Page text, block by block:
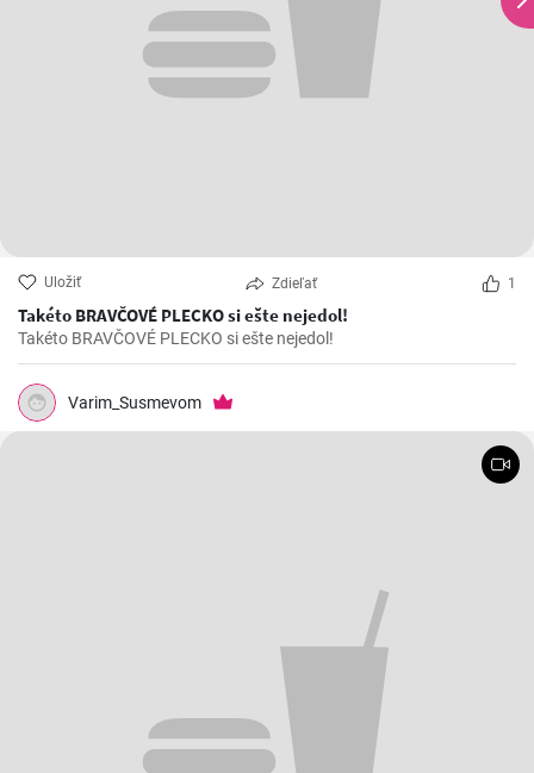
Uložiť Zdieľať 1
Takéto BRAVČOVÉ PLECKO si ešte nejedol!
Takéto BRAVČOVÉ PLECKO si ešte nejedol!
Varim_Susmevom